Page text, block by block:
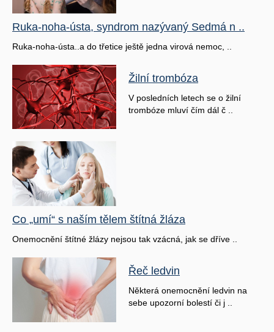
Ruka-noha-ústa, syndrom nazývaný Sedmá n ..
Ruka-noha-ústa..a do třetice ještě jedna virová nemoc, ..
Žilní trombóza
V posledních letech se o žilní
trombóze mluví čím dál č ..
Co „umí“ s naším tělem štítná žláza
Onemocnění štítné žlázy nejsou tak vzácná, jak se dříve ..
Řeč ledvin
Některá onemocnění ledvin na
sebe upozorní bolestí či j ..